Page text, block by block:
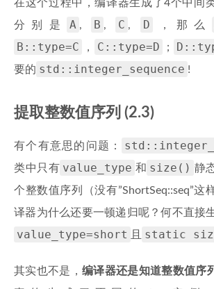
在这个过程中，编译器生成了4个中间
分别是
A , B , C , D ，那么
B::type=C ， C::type=D ；
要的 std::integer_sequence !
提取整数值序列 (2.3)
有个有意思的问题：
类中只有 value_type 和 size() 静
个整数值序列（没有”ShortSeq::seq”这
译器为什么还要一顿递归呢？何不直接
value_type=short 且 static
其实也不是， 编译器还是知道整数值序